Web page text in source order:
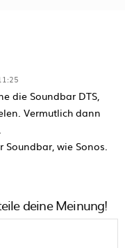
die Soundbar DTS,
Vermutlich dann
Soundbar, wie Sonos.
deine Meinung!